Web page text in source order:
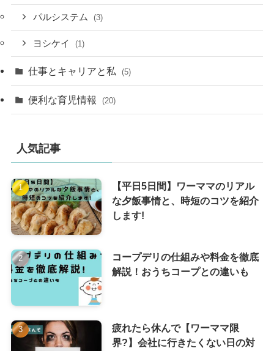
パルシステム (3)
ヨシケイ (1)
仕事とキャリアと私 (5)
便利な育児情報 (20)
人気記事
【平日5日間】ワーママのリアル
な夕飯事情と、時短のコツを紹介
します!
コープデリの仕組みや料金を徹底
解説！おうちコープとの違いも
疲れたら休んで【ワーママ限
界?】会社に行きたくない日の対